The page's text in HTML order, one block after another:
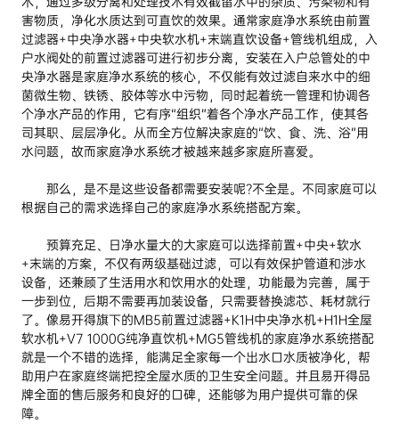
害物质，净化水质达到可直饮的效果。通常家庭净水系统由前置
过滤器+中央净水器+中央软水机+末端直饮设备+管线机组成，入
户水阀处的前置过滤器可进行初步分离，安装在入户总管处的中
央净水器是家庭净水系统的核心，不仅能有效过滤自来水中的细
菌微生物、铁锈、胶体等水中污物，同时起着统一管理和协调各
个净水产品的作用，它有序“组织”着各个净水产品工作，使其各
司其职、层层净化。从而全方位解决家庭的“饮、食、洗、浴”用
水问题，故而家庭净水系统才被越来越多家庭所喜爱。
那么，是不是这些设备都需要安装呢?不全是。不同家庭可以
根据自己的需求选择自己的家庭净水系统搭配方案。
预算充足、日净水量大的大家庭可以选择前置+中央+软水
+末端的方案，不仅有两级基础过滤，可以有效保护管道和涉水
设备，还兼顾了生活用水和饮用水的处理，功能最为完善，属于
一步到位，后期不需要再加装设备，只需要替换滤芯、耗材就行
了。像易开得旗下的MB5前置过滤器+K1H中央净水机+H1H全屋
软水机+V7 1000G纯净直饮机+MG5管线机的家庭净水系统搭配
就是一个不错的选择，能满足全家每一个出水口水质被净化，帮
助用户在家庭终端把控全屋水质的卫生安全问题。并且易开得品
牌全面的售后服务和良好的口碑，还能够为用户提供可靠的保
障。